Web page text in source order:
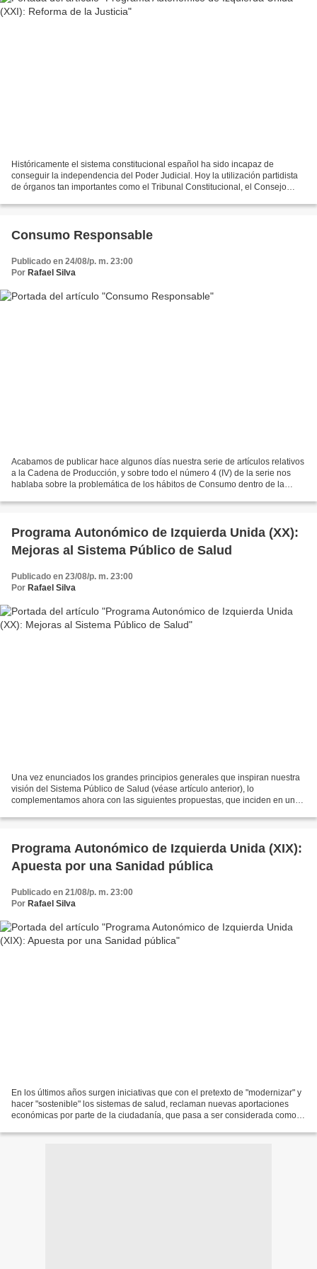
Históricamente el sistema constitucional español ha sido incapaz de
conseguir la independencia del Poder Judicial. Hoy la utilización partidista
de órganos tan importantes como el Tribunal Constitucional, el Consejo
Consumo Responsable
Publicado en 24/08/p. m. 23:00
Por Rafael Silva
Acabamos de publicar hace algunos días nuestra serie de artículos relativos
a la Cadena de Producción, y sobre todo el número 4 (IV) de la serie nos
hablaba sobre la problemática de los hábitos de Consumo dentro de la
Programa Autonómico de Izquierda Unida (XX):
Mejoras al Sistema Público de Salud
Publicado en 23/08/p. m. 23:00
Por Rafael Silva
Una vez enunciados los grandes principios generales que inspiran nuestra
visión del Sistema Público de Salud (véase artículo anterior), lo
complementamos ahora con las siguientes propuestas, que inciden en una
Programa Autonómico de Izquierda Unida (XIX):
Apuesta por una Sanidad pública
Publicado en 21/08/p. m. 23:00
Por Rafael Silva
En los últimos años surgen iniciativas que con el pretexto de "modernizar" y
hacer "sostenible" los sistemas de salud, reclaman nuevas aportaciones
económicas por parte de la ciudadanía, que pasa a ser considerada como